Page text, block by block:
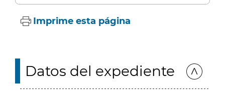
Imprime esta página
Datos del expediente